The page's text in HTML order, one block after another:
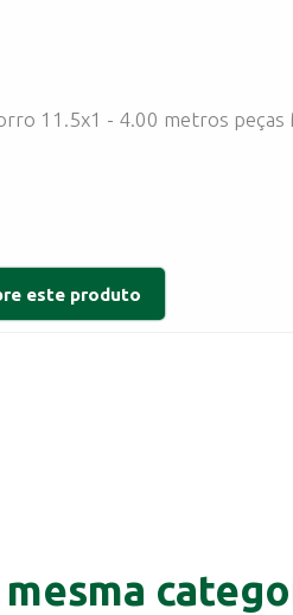
Pinus Tratado Forro 11.5x1 - 4.00